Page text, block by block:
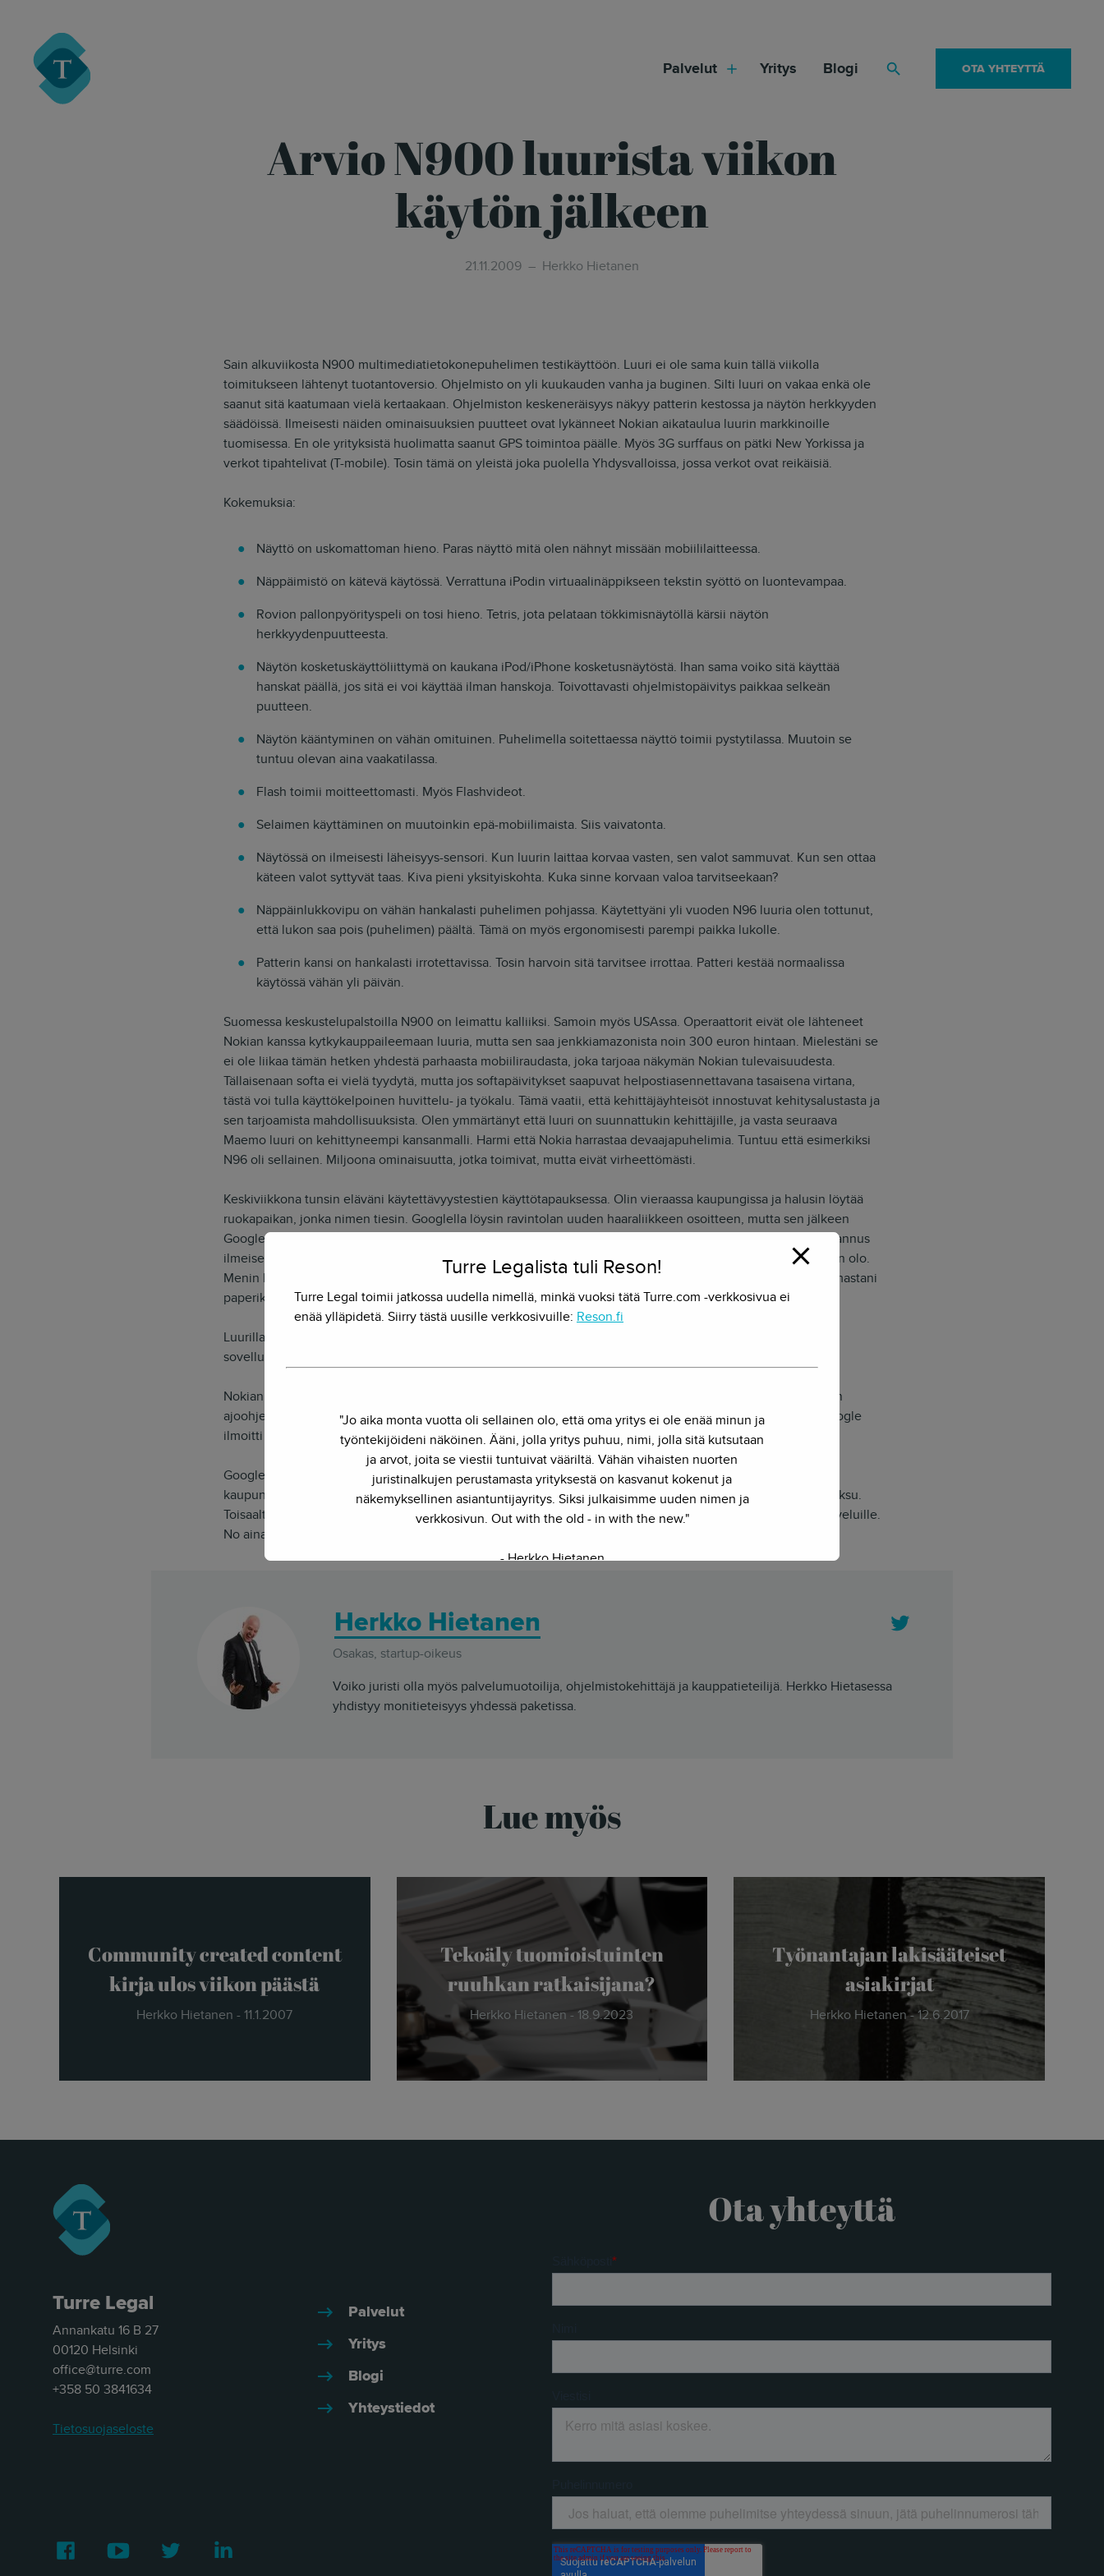
Turre Legal
Palvelut Yritys Blogi OTA YHTEYTTÄ
Arvio N900 luurista viikon
käytön jälkeen
21.11.2009 Herkko Hietanen
Sain alkuviikosta N900 multimediatietokonepuhelimen testikäyttöön. Luuri ei ole sama kuin tällä viikolla
toimitukseen lähtenyt tuotantoversio. Ohjelmisto on yli kuukauden vanha ja buginen. Silti luuri on vakaa enkä ole
saanut sitä kaatumaan vielä kertaakaan. Ohjelmiston keskeneräisyys näkyy patterin kestossa ja näytön herkkyyden
säädöissä. Ilmeisesti näiden ominaisuuksien puutteet ovat lykänneet Nokian aikataulua luurin markkinoille
tuomisessa. En ole yrityksistä huolimatta saanut GPS toimintoa päälle. Myös 3G surffaus on pätki New Yorkissa ja
verkot tipahtelivat (T-mobile). Tosin tämä on yleistä joka puolella Yhdysvalloissa, jossa verkot ovat reikäisiä.
Kokemuksia:
Näyttö on uskomattoman hieno. Paras näyttö mitä olen nähnyt missään mobiililaitteessa.
Näppäimistö on kätevä käytössä. Verrattuna iPodin virtuaalinäppikseen tekstin syöttö on luontevampaa.
Rovion pallonpyörityspeli on tosi hieno. Tetris, jota pelataan tökkimisnäytöllä kärsii näytön
herkkyydenpuutteesta.
Näytön kosketuskäyttöliittymä on kaukana iPod/iPhone kosketusnäytöstä. Ihan sama voiko sitä käyttää
hanskat päällä, jos sitä ei voi käyttää ilman hanskoja. Toivottavasti ohjelmistopäivitys paikkaa selkeän
puutteen.
Näytön kääntyminen on vähän omituinen. Puhelimella soitettaessa näyttö toimii pystytilassa. Muutoin se
tuntuu olevan aina vaakatilassa.
Flash toimii moitteettomasti. Myös Flashvideot.
Selaimen käyttäminen on muutoinkin epä-mobiilimaista. Siis vaivatonta.
Näytössä on ilmeisesti läheisyys-sensori. Kun luurin laittaa korvaa vasten, sen valot sammuvat. Kun sen ottaa
käteen valot syttyvät taas. Kiva pieni yksityiskohta. Kuka sinne korvaan valoa tarvitseekaan?
Näppäinlukkovipu on vähän hankalasti puhelimen pohjassa. Käytettyäni yli vuoden N96 luuria olen tottunut,
että lukon saa pois (puhelimen) päältä. Tämä on myös ergonomisesti parempi paikka lukolle.
Patterin kansi on hankalasti irrotettavissa. Tosin harvoin sitä tarvitsee irrottaa. Patteri kestää normaalissa
käytössä vähän yli päivän.
Suomessa keskustelupalstoilla N900 on leimattu kalliiksi. Samoin myös USAssa. Operaattorit eivät ole lähteneet
Nokian kanssa kytkykauppaileemaan luuria, mutta sen saa jenkkiamazonista noin 300 euron hintaan. Mielestäni se
ei ole liikaa tämän hetken yhdestä parhaasta mobiiliraudasta, joka tarjoaa näkymän Nokian tulevaisuudesta.
Tällaisenaan softa ei vielä tyydytä, mutta jos softapäivitykset saapuvat helpostiasennettavana tasaisena virtana,
tästä voi tulla käyttökelpoinen huvittelu- ja työkalu. Tämä vaatii, että kehittäjäyhteisöt innostuvat kehitysalustasta ja
sen tarjoamista mahdollisuuksista. Olen ymmärtänyt että luuri on suunnattukin kehittäjille, ja vasta seuraava
Maemo luuri on kehittyneempi kansanmalli. Harmi että Nokia harrastaa devaajapuhelimia. Tuntuu että esimerkiksi
N96 oli sellainen. Miljoona ominaisuutta, jotka toimivat, mutta eivät virheettömästi.
Keskiviikkona tunsin eläväni käytettävyystestien käyttötapauksessa. Olin vieraassa kaupungissa ja halusin löytää
ruokapaikan, jonka nimen tiesin. Googlella löysin ravintolan uuden haaraliikkeen osoitteen, mutta sen jälkeen
Google ja selain lopettivat yhteistyön. Karttasovellus sijoitti minut Washingtoniin, jossa verkko- tai GPS-paikannus
ilmeisesti viimeksi toimi. Myöskään karttapalvelun hakupalvelu ei suostunut yhdistämään verkkoon. Onneton olo.
Menin kahvilaan kysymään tietä ja sain Google-kartta haun jälkeen osoitteen, jonka bongasin hotellista saamastani
paperikartasta.
Luurilla olisi kaiken järjen mukaan pitänyt pystyä ratkaisemaan käyttötapaukseni useammalla eri tavalla ja
sovelluksella. Ilman toimivaa verkkoyhteyttä se ei kuitenkaan onnistunut.
Nokian tarvitsee oikeasti tsempata palveluvalikoimaa. Muutoin Google ajaa ohi vilkuttamatta. Google Mapsin
ajoohjeiden tuleminen ilmaiseksi puhelimeen muuttaa koko navigaatioteollisuutta. Samana päivänä kun Google
ilmoitti ilmaispalvelusta TomTomin ja Garminin osakkeet lähtivät useamman kymmenen prosentin syöksyyn.
Google on myös ryhtymässä omavaraiseksi karttadatan osalta. Google kiertelee jo useamman auton voimin
kaupunkeja keräten kuvien lisäksi karttadataa. Navteqin kauppa ei ehkä olekaan tulevaisuudessa kauhean fiksu.
Toisaalta avoimet karttapalvelut kutenOpen Street maptarjoavat kiinnostavia vaihtoehtoja kaupallisille palveluille.
No ainakin Navteqin täytyy innovoida kovasti kilpaillakseen avointen palveluiden kanssa.
Herkko Hietanen
Osakas, startup-oikeus
Voiko juristi olla myös palvelumuotoilija, ohjelmistokehittäjä ja kauppatieteilijä. Herkko Hietasessa
yhdistyy monitieteisyys yhdessä paketissa.
Lue myös
Community created content
kirja ulos viikon päästä
Herkko Hietanen - 11.1.2007
Tekoäly tuomioistuinten
ruuhkan ratkaisijana?
Herkko Hietanen - 18.9.2023
Työnantajan lakisääteiset
asiakirjat
Herkko Hietanen - 12.6.2017
Turre Legal
Annankatu 16 B 27
00120 Helsinki
office@turre.com
+358 50 3841634
Tietosuojaseloste
Palvelut
Yritys
Blogi
Yhteystiedot
Facebook Youtube Twitter
Ota yhteyttä
Turre Legalista tuli Reson!
Turre Legal toimii jatkossa uudella nimellä, minkä vuoksi tätä Turre.com -verkkosivua ei
enää ylläpidetä. Siirry tästä uusille verkkosivuille: Reson.fi
"Jo aika monta vuotta oli sellainen olo, että oma yritys ei ole enää minun ja
työntekijöideni näköinen. Ääni, jolla yritys puhuu, nimi, jolla sitä kutsutaan
ja arvot, joita se viestii tuntuivat vääriltä. Vähän vihaisten nuorten
juristinalkujen perustamasta yrityksestä on kasvanut kokenut ja
näkemyksellinen asiantuntijayritys. Siksi julkaisimme uuden nimen ja
verkkosivun. Out with the old - in with the new."
- Herkko Hietanen